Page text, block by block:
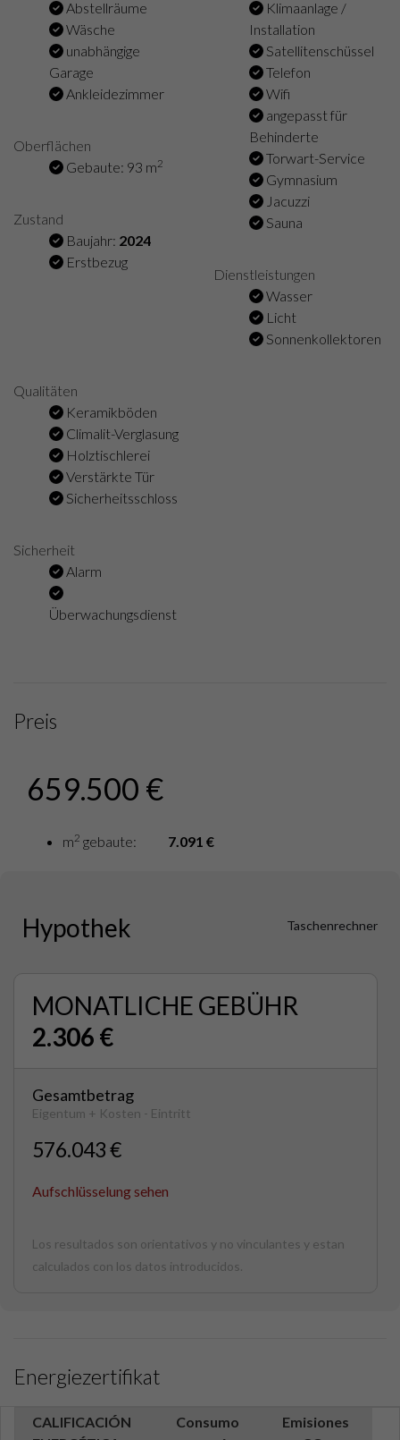
Abstellräume
Wäsche
unabhängige
Garage
Ankleidezimmer
Oberflächen
Gebaute: 93 m2
Zustand
Baujahr: 2024
Erstbezug
Klimaanlage /
Installation
Satellitenschüssel
Telefon
Wifi
angepasst für
Behinderte
Torwart-Service
Gymnasium
Jacuzzi
Sauna
Dienstleistungen
Wasser
Licht
Sonnenkollektoren
Qualitäten
Keramikböden
Climalit-Verglasung
Holztischlerei
Verstärkte Tür
Sicherheitsschloss
Sicherheit
Alarm
Überwachungsdienst
Preis
659.500 €
m2 gebaute: 7.091 €
Hypothek Taschenrechner
MONATLICHE GEBÜHR
2.306 €
Gesamtbetrag
Eigentum + Kosten - Eintritt
576.043 €
Aufschlüsselung sehen
Los resultados son orientativos y no vinculantes y estan
calculados con los datos introducidos.
Energiezertifikat
CALIFICACIÓN
Consumo
Emisiones